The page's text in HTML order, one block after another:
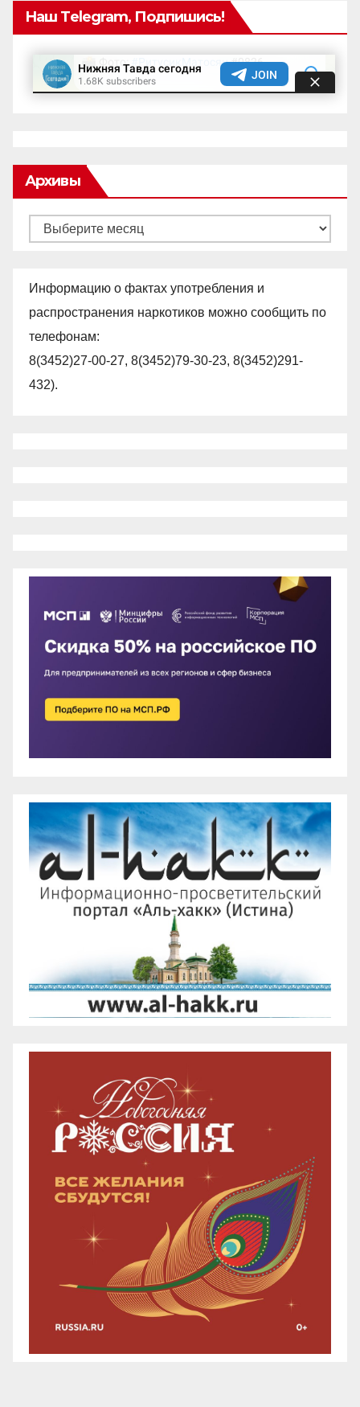
Наш Telegram, Подпишись!
Архивы
Архивы
Информацию о фактах употребления и
распространения наркотиков можно сообщить по
телефонам:
8(3452)27-00-27, 8(3452)79-30-23, 8(3452)291-
432).